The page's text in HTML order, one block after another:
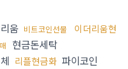
움 비트코인선물
이더리움현
현금돈세탁
리플현금화 파이코인